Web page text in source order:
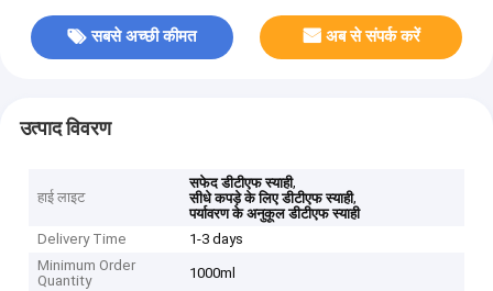
सबसे अच्छी कीमत अब से संपर्क करें
उत्पाद विवरण
हाई लाइट
सफेद डीटीएफ स्याही,
सीधे कपड़े के लिए डीटीएफ स्याही,
पर्यावरण के अनुकूल डीटीएफ स्याही
Delivery Time
1-3 days
Minimum Order
Quantity
1000ml